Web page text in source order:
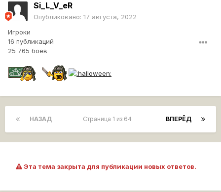
Si_L_V_eR
Опубликовано: 17 августа, 2022
Игроки
16 публикаций
25 765 боёв
НАЗАД ВПЕРЁД
Страница 1 из 64
Эта тема закрыта для публикации новых ответов.